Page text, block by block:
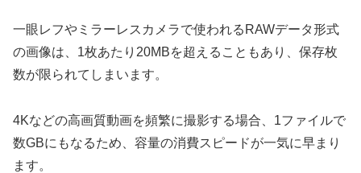
一眼レフやミラーレスカメラで使われるRAWデータ形式
の画像は、1枚あたり20MBを超えることもあり、保存枚
数が限られてしまいます。
4Kなどの高画質動画を頻繁に撮影する場合、1ファイルで
数GBにもなるため、容量の消費スピードが一気に早まり
ます。